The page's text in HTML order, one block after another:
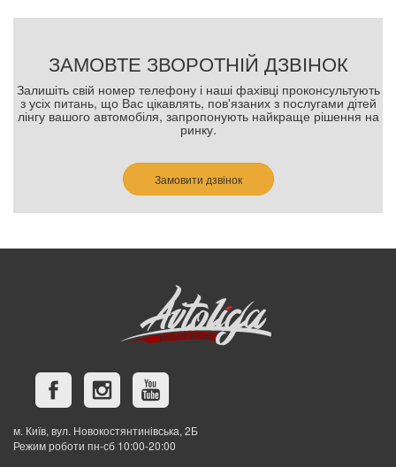
ЗАМОВТЕ ЗВОРОТНІЙ ДЗВІНОК
Залишіть свій номер телефону і наші фахівці проконсультують
з усіх питань, що Вас цікавлять, пов'язаних з послугами дітей
лінгу вашого автомобіля, запропонують найкраще рішення на
ринку.
Замовити дзвінок
м. Київ, вул. Новокостянтинівська, 2Б
Режим роботи пн-сб 10:00-20:00